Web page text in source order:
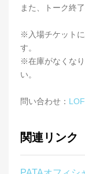
また、トーク終
※入場チケット
す。
※在庫がなくな
い。
問い合わせ：
関連リンク